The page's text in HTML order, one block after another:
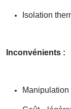
Isolation
Inconvénients :